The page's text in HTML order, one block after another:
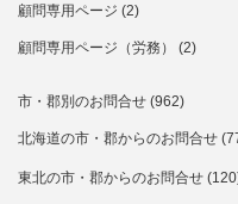
顧問専用ページ (2)
顧問専用ページ（労務） (2)
市・郡別のお問合せ (962)
北海道の市・郡からのお問合せ
東北の市・郡からのお問合せ